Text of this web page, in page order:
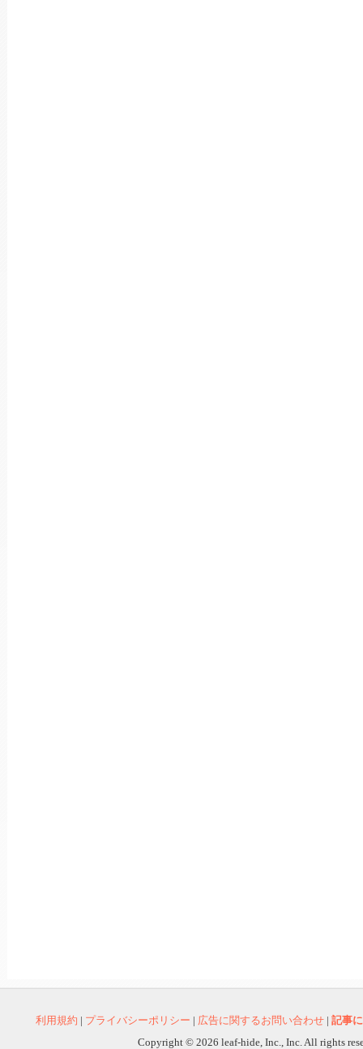
利用規約 | プライバシーポリシー | 広告に関するお問い合わせ | 記事
Copyright © 2026 leaf-hide, Inc., Inc. All rights